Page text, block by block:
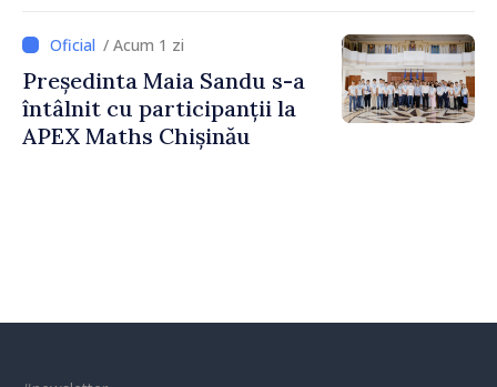
Strategică și Contracarare a
Dezinformării
/ Acum 1 zi
Președinta Maia Sandu s-a
întâlnit cu participanții la
APEX Maths Chișinău